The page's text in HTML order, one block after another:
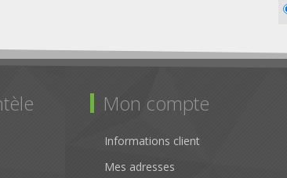
Mon compte
Informations client
Mes adresses